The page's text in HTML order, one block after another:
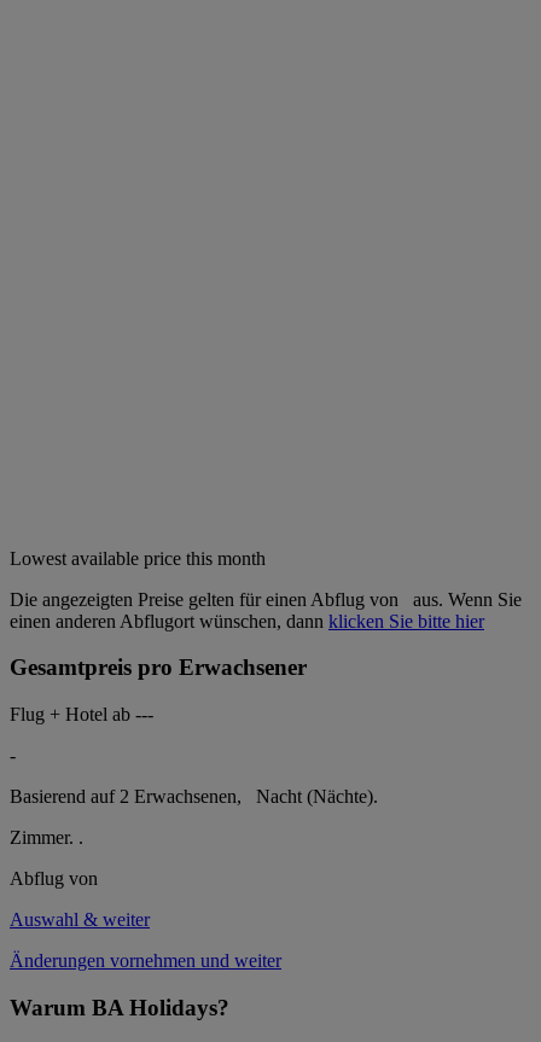
Lowest available price this month
Die angezeigten Preise gelten für einen Abflug von
aus. Wenn Sie
einen anderen Abflugort wünschen, dann klicken Sie bitte hier
Gesamtpreis pro Erwachsener
Flug + Hotel ab ---
-
Basierend auf 2 Erwachsenen,
Nacht (Nächte).
Zimmer. .
Abflug von
Auswahl & weiter
Änderungen vornehmen und weiter
Warum BA Holidays?